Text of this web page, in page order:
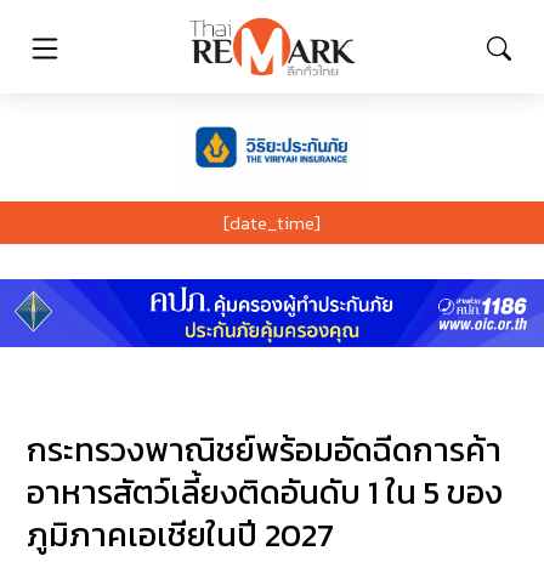
[date_time]
กระทรวงพาณิชย์พร้อมอัดฉีดการค้า
อาหารสัตว์เลี้ยงติดอันดับ 1 ใน 5 ของ
ภูมิภาคเอเชียในปี 2027